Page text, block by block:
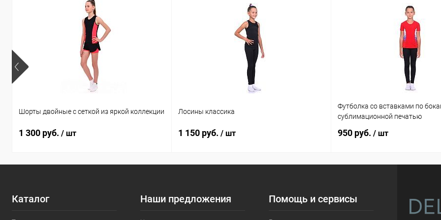
Шорты двойные с сеткой из яркой коллекции
1 300 руб. / шт
Лосины классика
1 150 руб. / шт
Футболка со вставками по
сублимационной печатью
950 руб. / шт
Каталог Наши предложения Помощь и сервисы